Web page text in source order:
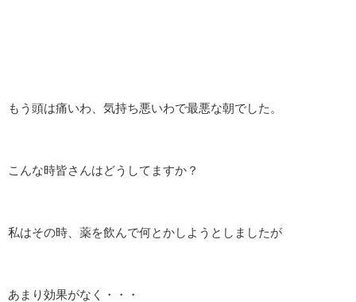
もう頭は痛いわ、気持ち悪いわで最悪な朝でした。
こんな時皆さんはどうしてますか？
私はその時、薬を飲んで何とかしようとしましたが
あまり効果がなく・・・